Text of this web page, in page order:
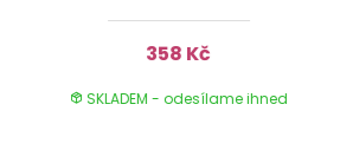
358 Kč
SKLADEM - odesílame ihned